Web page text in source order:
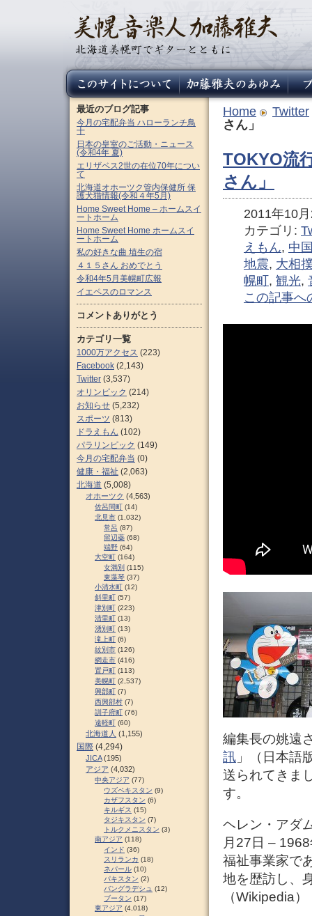
Home
Twitter
さん」
TOKYO流
さん」
2011年10
カテゴリ:
えもん, 中
地震, 大相
幌町 , 観光,
この記事へ
編集長の姚遠
訊 」（日本語
送られてきま
す。
ヘレン・アダ
月27日 –
福祉事業家で
地を歴訪し、
（Wikipedia）
最近のブログ記事
今月の宅配弁当 ハローランチ鳥
十
日本の皇室のご活動・ニュース
(令和4年 夏)
エリザベス2世の在位70年につい
て
北海道オホーツク管内保健所 保
護犬猫情報(令和４年5月)
Home Sweet Home – ホームスイ
ートホーム
Home Sweet Home ホームスイ
ートホーム
私の好きな曲 埴生の宿
４１５さん おめでとう
令和4年5月美幌町広報
イエペスのロマンス
コメントありがとう
カテゴリ一覧
1000万アクセス (223)
Facebook (2,143)
Twitter (3,537)
オリンピック (214)
お知らせ (5,232)
スポーツ (813)
ドラえもん (102)
パラリンピック (149)
今月の宅配弁当 (0)
健康・福祉 (2,063)
北海道 (5,008)
オホーツク (4,563)
佐呂間町 (14)
北見市 (1,032)
常呂 (87)
留辺蘂 (68)
端野 (64)
大空町 (164)
女満別 (115)
東藻琴 (37)
小清水町 (12)
斜里町 (57)
津別町 (223)
清里町 (13)
湧別町 (13)
滝上町 (6)
紋別市 (126)
網走市 (416)
置戸町 (113)
美幌町 (2,537)
興部町 (7)
西興部村 (7)
訓子府町 (76)
遠軽町 (60)
北海道人 (1,155)
国際 (4,294)
JICA(195)
アジア (4,032)
中央アジア (77)
ウズベキスタン (9)
カザフスタン (6)
キルギス (15)
タジキスタン (7)
トルクメニスタン (3)
南アジア (118)
インド (36)
スリランカ (18)
ネパール (10)
パキスタン (2)
バングラデシュ (12)
ブータン (17)
東アジア (4,018)